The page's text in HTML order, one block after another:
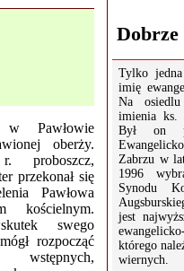
w Pawłowie
oberży.
proboszcz,
przekonał się
Pawłowa
kościelnym.
swego
rozpocząć
wstępnych,
Dobrze
Tylko
imię
Na
imienia ks.
Był on
Zabrzu w
1996
Synodu
jest
którego
wiernych.